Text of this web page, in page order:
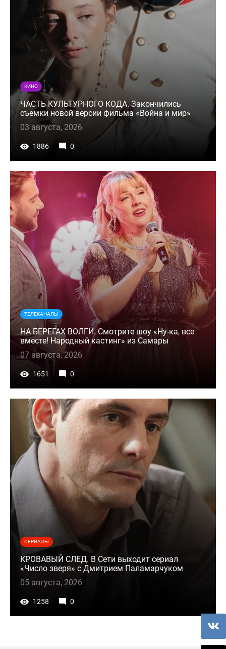
КИНО
ЧАСТЬ КУЛЬТУРНОГО КОДА. Закончились
съемки новой версии фильма «Война и мир»
03 августа, 2026
1886 0
ТЕЛЕКАНАЛЫ
НА БЕРЕГАХ ВОЛГИ. Смотрите шоу «Ну-ка, все
вместе! Народный кастинг» из Самары
07 августа, 2026
1651 0
СЕРИАЛЫ
КРОВАВЫЙ СЛЕД. В Сети выходит сериал
«Число зверя» с Дмитрием Паламарчуком
05 августа, 2026
1258 0